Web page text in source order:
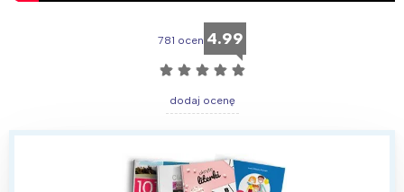
781 ocen 4.99
☆ ☆ ☆ ☆ ☆
dodaj ocenę